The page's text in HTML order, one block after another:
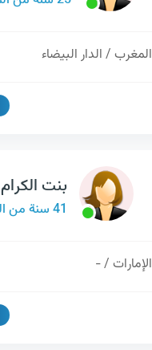
المغرب / الدار البيضاء
بنت الكرام
41 سنة من اليمن
الإمارات / -